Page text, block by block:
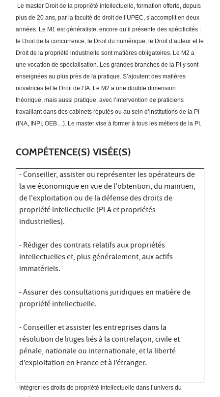
Le master Droit de la propriété intellectuelle, formation offerte, depuis
plus de 20 ans, par la faculté de droit de l’UPEC, s’accomplit en deux
années. Le M1 est généraliste, encore qu’il présente des spécificités :
le Droit de la concurrence, le Droit du numérique, le Droit d’auteur et le
Droit de la propriété industrielle sont matières obligatoires. Le M2 a
une vocation de spécialisation. Les grandes branches de la PI y sont
enseignées au plus près de la pratique. S’ajoutent des matières
novatrices tel le Droit de l’IA. Le M2 a une double dimension :
théorique, mais aussi pratique, avec l’intervention de praticiens
travaillant dans des cabinets réputés ou au sein d’institutions de la PI
(INA, INPI, OEB…). Le master vise à former à tous les métiers de la PI.
COMPÉTENCE(S) VISÉE(S)
- Conseiller, assister ou représenter les opérateurs de
la vie économique en vue de l'obtention, du maintien,
de l'exploitation ou de la défense des droits de
propriété intellectuelle (PLA et propriétés
industrielles).
- Rédiger des contrats relatifs aux propriétés
intellectuelles et, plus généralement, aux actifs
immatériels.
- Assurer des consultations juridiques en matière de
propriété intellectuelle.
- Conseiller et assister les entreprises dans la
résolution de litiges liés à la contrefaçon, civile et
pénale, nationale ou internationale, et la liberté
d’exploitation en France et à l’étranger.
- Intégrer les droits de propriété intellectuelle dans l’univers du